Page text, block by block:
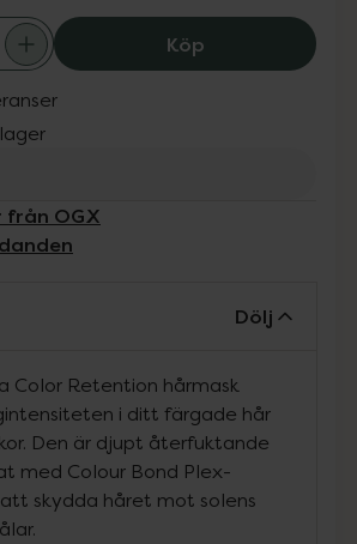
KöpOGX Color
OGX
Dölj
Color Retention hårmask
i ditt färgade hår
Den är djupt återfuktande
med Colour Bond Plex-
skydda håret mot solens